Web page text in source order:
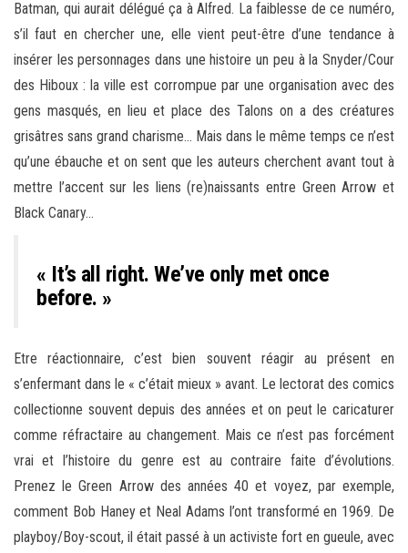
Batman, qui aurait délégué ça à Alfred. La faiblesse de ce numéro,
s’il faut en chercher une, elle vient peut-être d’une tendance à
insérer les personnages dans une histoire un peu à la Snyder/Cour
des Hiboux : la ville est corrompue par une organisation avec des
gens masqués, en lieu et place des Talons on a des créatures
grisâtres sans grand charisme… Mais dans le même temps ce n’est
qu’une ébauche et on sent que les auteurs cherchent avant tout à
mettre l’accent sur les liens (re)naissants entre Green Arrow et
Black Canary…
« It’s all right. We’ve only met once
before. »
Etre réactionnaire, c’est bien souvent réagir au présent en
s’enfermant dans le « c’était mieux » avant. Le lectorat des comics
collectionne souvent depuis des années et on peut le caricaturer
comme réfractaire au changement. Mais ce n’est pas forcément
vrai et l’histoire du genre est au contraire faite d’évolutions.
Prenez le Green Arrow des années 40 et voyez, par exemple,
comment Bob Haney et Neal Adams l’ont transformé en 1969. De
playboy/Boy-scout, il était passé à un activiste fort en gueule, avec